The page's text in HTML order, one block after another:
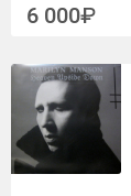
6 000